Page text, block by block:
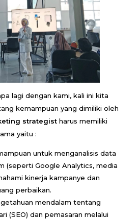
lagi dengan kami, kali ini kita
kemampuan yang dimiliki oleh
strategist harus memiliki
yaitu :
untuk menganalisis data
(seperti Google Analytics, media
kinerja kampanye dan
perbaikan.
mendalam tentang
(SEO) dan pemasaran melalui